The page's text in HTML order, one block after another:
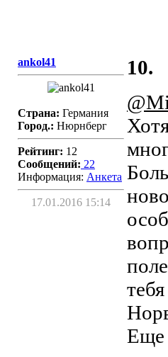
ankol41
Страна: Германия
Город.: Нюрнберг
Рейтинг: 12
Сообщений: 22
Информация: Aнкета
17.01.2016 15:14
10.
Еще